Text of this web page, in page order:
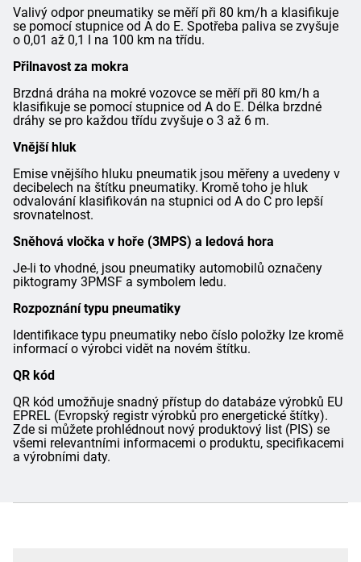
Valivý odpor pneumatiky se měří při 80 km/h a klasifikuje
se pomocí stupnice od A do E. Spotřeba paliva se zvyšuje
o 0,01 až 0,1 l na 100 km na třídu.
Přilnavost za mokra
Brzdná dráha na mokré vozovce se měří při 80 km/h a
klasifikuje se pomocí stupnice od A do E. Délka brzdné
dráhy se pro každou třídu zvyšuje o 3 až 6 m.
Vnější hluk
Emise vnějšího hluku pneumatik jsou měřeny a uvedeny v
decibelech na štítku pneumatiky. Kromě toho je hluk
odvalování klasifikován na stupnici od A do C pro lepší
srovnatelnost.
Sněhová vločka v hoře (3MPS) a ledová hora
Je-li to vhodné, jsou pneumatiky automobilů označeny
piktogramy 3PMSF a symbolem ledu.
Rozpoznání typu pneumatiky
Identifikace typu pneumatiky nebo číslo položky lze kromě
informací o výrobci vidět na novém štítku.
QR kód
QR kód umožňuje snadný přístup do databáze výrobků EU
EPREL (Evropský registr výrobků pro energetické štítky).
Zde si můžete prohlédnout nový produktový list (PIS) se
všemi relevantními informacemi o produktu, specifikacemi
a výrobními daty.